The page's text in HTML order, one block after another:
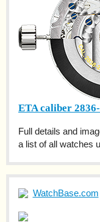
ETA caliber
Full details and
a list of all watches
WatchBase.com